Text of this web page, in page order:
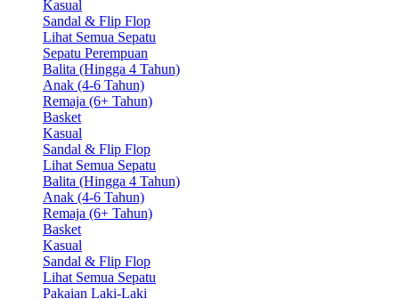
Kasual
Sandal & Flip Flop
Lihat Semua Sepatu
Sepatu Perempuan
Balita (Hingga 4 Tahun)
Anak (4-6 Tahun)
Remaja (6+ Tahun)
Basket
Kasual
Sandal & Flip Flop
Lihat Semua Sepatu
Balita (Hingga 4 Tahun)
Anak (4-6 Tahun)
Remaja (6+ Tahun)
Basket
Kasual
Sandal & Flip Flop
Lihat Semua Sepatu
Pakaian Laki-Laki